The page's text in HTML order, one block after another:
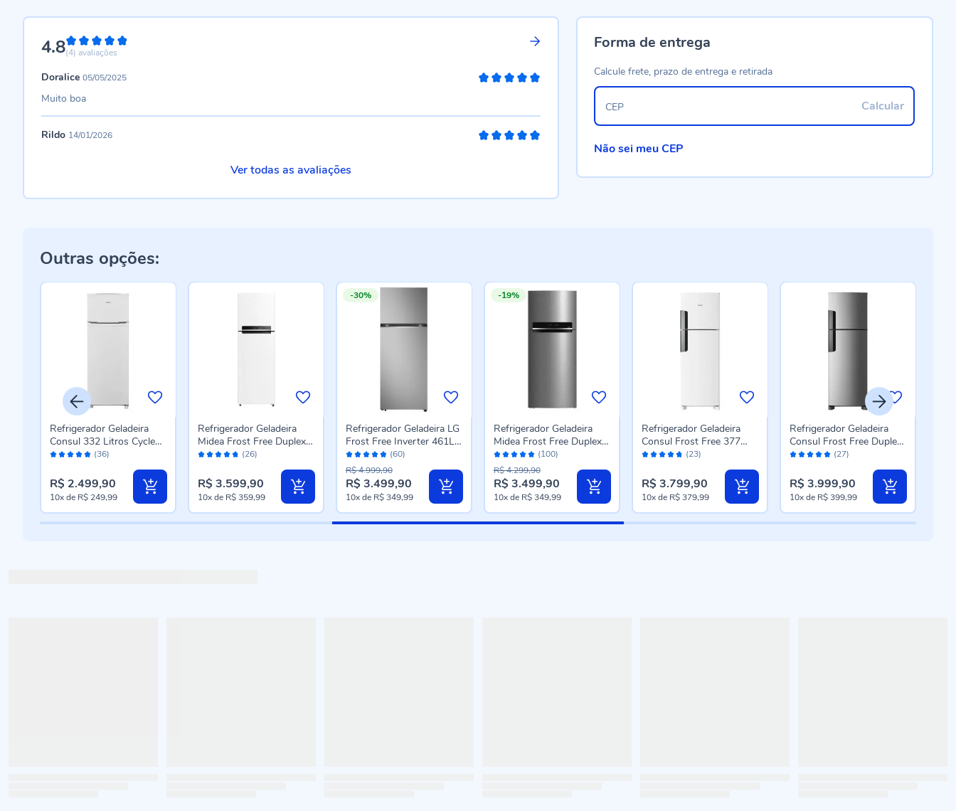
4.896%
(4) avaliações
Doralice 05/05/2025
Muito boa
Rildo 14/01/2026
Ver todas as avaliações
Forma de entrega
Calcule frete, prazo de entrega e retirada
Calcular
CEP
Não sei meu CEP
Outras opções:
Avaliação: (36)
Refrigerador Geladeira
Consul 332 Litros Cycle
Defrost Duplex Branca
R$ 2.499,90
10xde R$ 249,99
Avaliação: (26)
Refrigerador Geladeira
Midea Frost Free Duplex
Inverter 425 Litros Branca
R$ 3.599,90
10xde R$ 359,99
-30%
Avaliação:
96%
(60)
Refrigerador Geladeira LG
Frost Free Inverter 461L
Duplex Cor Inox Look GN-
B452PFF
R$ 3.499,90
R$ 4.999,90
10xde R$ 349,99
-19%
Avaliação:
96%
(100)
Refrigerador Geladeira
Midea Frost Free Duplex
473 Litros Inverter Inox -
Bivolt
Preço
especial
R$ 3.499,90
R$ 4.299,90
10xde R$ 349,99
Avaliação: (23)
Refrigerador Geladeira
Consul Frost Free 377
Litros Duplex CRM44MB
R$ 3.799,90
10xde R$ 379,99
Avaliação: (27)
Refrigerador Geladeira
Consul Frost Free Duplex
CRM44MK
R$ 3.999,90
10xde R$ 399,99